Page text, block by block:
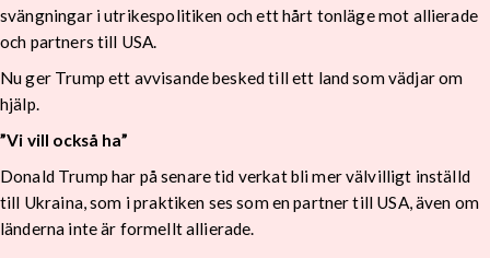
svängningar i utrikespolitiken och ett hårt tonläge mot allierade
och partners till USA.
Nu ger Trump ett avvisande besked till ett land som vädjar om
hjälp.
”Vi vill också ha”
Donald Trump har på senare tid verkat bli mer välvilligt inställd
till Ukraina, som i praktiken ses som en partner till USA, även om
länderna inte är formellt allierade.